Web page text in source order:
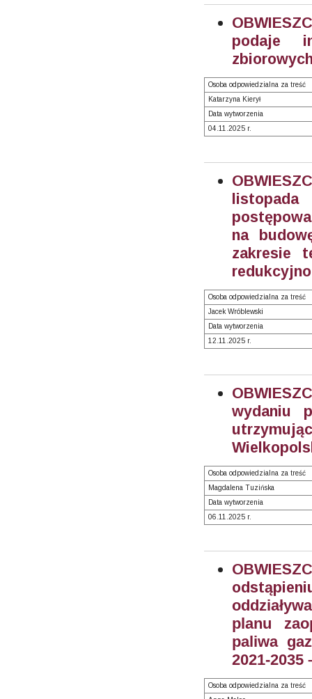
podaje
Osoba odpowiedzialna za treść
Katarzyna Kierył
Data wytworzenia
04.11.2025 r.
na
zakresie
Osoba odpowiedzialna za treść
Jacek Wróblewski
Data wytworzenia
12.11.2025 r.
wydaniu
Osoba odpowiedzialna za treść
Magdalena Tuzińska
Data wytworzenia
06.11.2025 r.
planu
paliwa
2021-2035
Osoba odpowiedzialna za treść